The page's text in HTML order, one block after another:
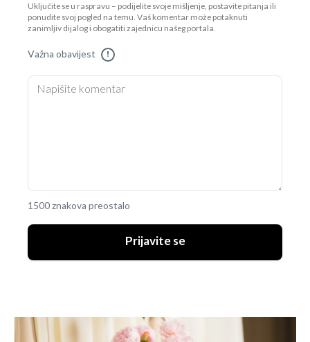
Uključite se u raspravu – podijelite svoje mišljenje, postavite pitanja ili
ponudite svoj pogled na temu. Vaš komentar može potaknuti
zanimljiv dijalog i obogatiti zajednicu našeg portala.
Važna obavijest !
1500 znakova preostalo
Prijavite se